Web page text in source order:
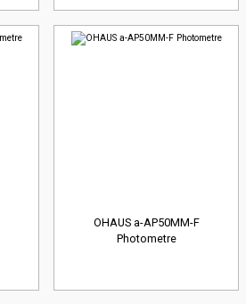
OHAUS a-AP50MM-F
Photometre